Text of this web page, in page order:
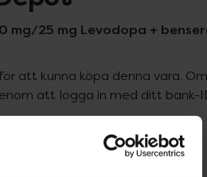
mg/25 mg Levodopa +
att kunna köpa denna vara.
att logga in med ditt bank-
Pris med recept